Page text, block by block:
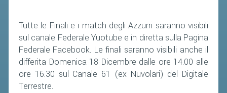
Tutte le Finali e i match degli Azzurri saranno visibili
sul canale Federale Yuotube e in diretta sulla Pagina
Federale Facebook. Le finali saranno visibili anche il
differita Domenica 18 Dicembre dalle ore 14.00 alle
ore 16.30 sul Canale 61 (ex Nuvolari) del Digitale
Terrestre.
FORMAZIONE
VOLA CON NOI
DIRIGENTI